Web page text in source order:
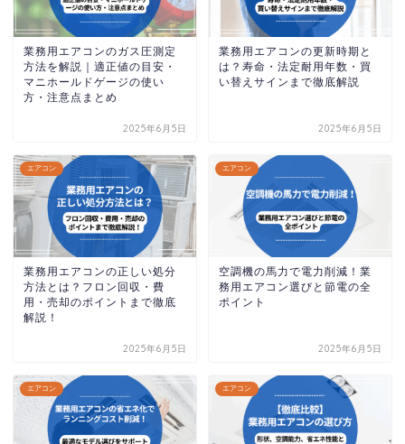
業務用エアコンのガス圧測定
方法を解説｜適正値の目安・
マニホールドゲージの使い
方・注意点まとめ
2025年6月5日
業務用エアコンの更新時期と
は？寿命・法定耐用年数・買
い替えサインまで徹底解説
2025年6月5日
エアコン
業務用エアコンの正しい処分
方法とは？フロン回収・費
用・売却のポイントまで徹底
解説！
2025年6月5日
エアコン
空調機の馬力で電力削減！業
務用エアコン選びと節電の全
ポイント
2025年6月5日
エアコン エアコン